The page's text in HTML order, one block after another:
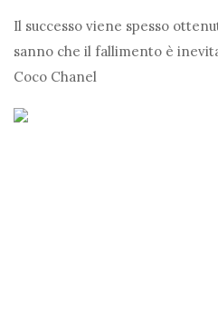
Il successo viene spesso
sanno che il fallimento è
Coco Chanel